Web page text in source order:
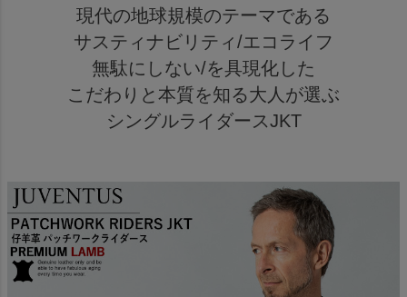
現代の地球規模のテーマである
サスティナビリティ/エコライフ
無駄にしない/を具現化した
こだわりと本質を知る大人が選ぶ
シングルライダースJKT